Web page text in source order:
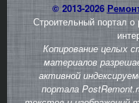
© 2013-2026
Строительный портал о
Копирование целых
материалов
активной
портала